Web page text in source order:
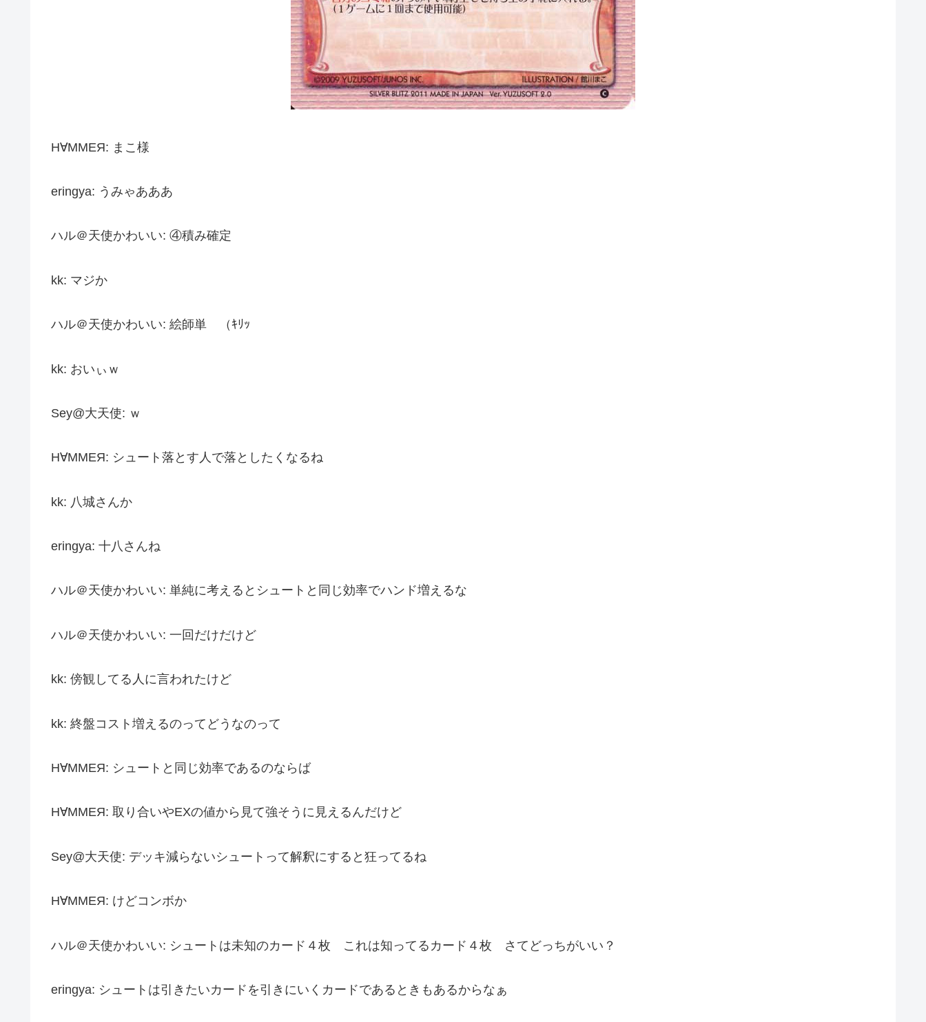
Н∀ММЕЯ: まこ様
eringya: うみゃあああ
ハル＠天使かわいい: ④積み確定
kk: マジか
ハル＠天使かわいい: 絵師単 （ｷﾘｯ
kk: おいぃｗ
Sey@大天使: ｗ
Н∀ММЕЯ: シュート落とす人で落としたくなるね
kk: 八城さんか
eringya: 十八さんね
ハル＠天使かわいい: 単純に考えるとシュートと同じ効率でハンド増えるな
ハル＠天使かわいい: 一回だけだけど
kk: 傍観してる人に言われたけど
kk: 終盤コスト増えるのってどうなのって
Н∀ММЕЯ: シュートと同じ効率であるのならば
Н∀ММЕЯ: 取り合いやEXの値から見て強そうに見えるんだけど
Sey@大天使: デッキ減らないシュートって解釈にすると狂ってるね
Н∀ММЕЯ: けどコンボか
ハル＠天使かわいい: シュートは未知のカード４枚 これは知ってるカード４枚 さてどっちがいい？
eringya: シュートは引きたいカードを引きにいくカードであるときもあるからなぁ